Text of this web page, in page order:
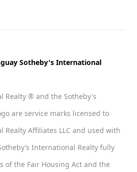
Sotheby's International
Realty ® and the Sotheby's
are service marks licensed to
Realty Affiliates LLC and used with
International Realty fully
of the Fair Housing Act and the